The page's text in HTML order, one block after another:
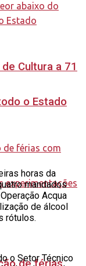
Cultura a 71
o Estado
horas da
mandados
Acqua
de álcool
rótulos.
o Setor Técnico